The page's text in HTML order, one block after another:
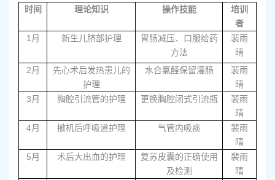
时间 理论知识 操作技能
培训
者
1 月 新生儿脐部护理
胃肠减压、口服给药
方法
裴雨
晴
2月
先心术后发热患儿的
护理
水合氯醛保留灌肠
裴雨
晴
3月 胸腔引流管的护理 更换胸腔闭式引流瓶
裴雨
晴
4月 撤机后呼吸道护理 气管内吸痰
裴雨
晴
5月 术后大出血的护理
复苏皮囊的正确使用
及检测
裴雨
晴